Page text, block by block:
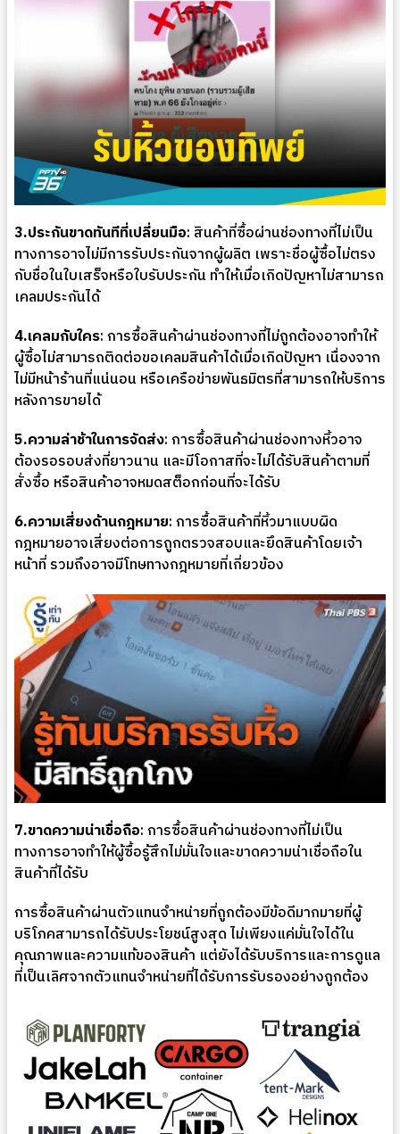
3.ประกันขาดทันทีที่เปลี่ยนมือ: สินค้าที่ซื้อผ่านช่องทางที่ไม่เป็น
ทางการอาจไม่มีการรับประกันจากผู้ผลิต เพราะชื่อผู้ซื้อไม่ตรง
กับชื่อในใบเสร็จหรือใบรับประกัน ทำให้เมื่อเกิดปัญหาไม่สามารถ
เคลมประกันได้
4.เคลมกับใคร: การซื้อสินค้าผ่านช่องทางที่ไม่ถูกต้องอาจทำให้
ผู้ซื้อไม่สามารถติดต่อขอเคลมสินค้าได้เมื่อเกิดปัญหา เนื่องจาก
ไม่มีหน้าร้านที่แน่นอน หรือเครือข่ายพันธมิตรที่สามารถให้บริการ
หลังการขายได้
5.ความล่าช้าในการจัดส่ง: การซื้อสินค้าผ่านช่องทางหิ้วอาจ
ต้องรอรอบส่งที่ยาวนาน และมีโอกาสที่จะไม่ได้รับสินค้าตามที่
สั่งซื้อ หรือสินค้าอาจหมดสต็อกก่อนที่จะได้รับ
6.ความเสี่ยงด้านกฎหมาย: การซื้อสินค้าที่หิ้วมาแบบผิด
กฎหมายอาจเสี่ยงต่อการถูกตรวจสอบและยึดสินค้าโดยเจ้า
หน้าที่ รวมถึงอาจมีโทษทางกฎหมายที่เกี่ยวข้อง
7.ขาดความน่าเชื่อถือ: การซื้อสินค้าผ่านช่องทางที่ไม่เป็น
ทางการอาจทำให้ผู้ซื้อรู้สึกไม่มั่นใจและขาดความน่าเชื่อถือใน
สินค้าที่ได้รับ
การซื้อสินค้าผ่านตัวแทนจำหน่ายที่ถูกต้องมีข้อดีมากมายที่ผู้
บริโภคสามารถได้รับประโยชน์สูงสุด ไม่เพียงแค่มั่นใจได้ใน
คุณภาพและความแท้ของสินค้า แต่ยังได้รับบริการและการดูแล
ที่เป็นเลิศจากตัวแทนจำหน่ายที่ได้รับการรับรองอย่างถูกต้อง